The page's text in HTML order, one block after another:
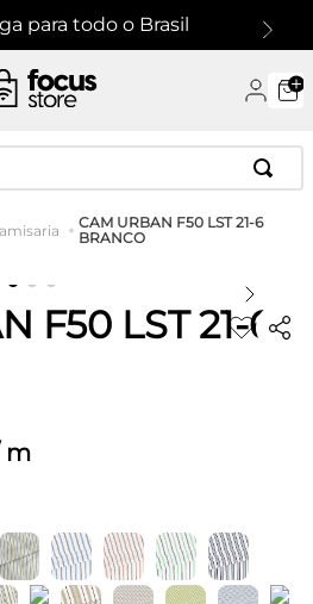
para todo o Brasil
CAM URBAN F50 LST 21-6
BRANCO
F50 LST 21-6
m